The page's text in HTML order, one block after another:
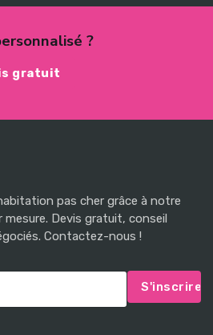
?
gratuit
pas cher grâce à notre
Devis gratuit, conseil
Contactez-nous !
S'inscrire